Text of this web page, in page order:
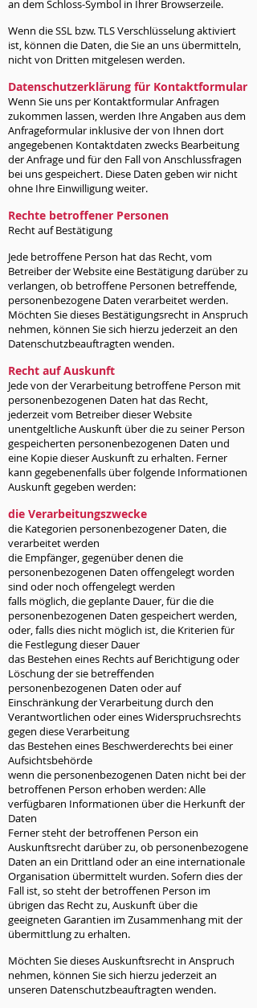
an dem Schloss-Symbol in Ihrer Browserzeile.
Wenn die SSL bzw. TLS Verschlüsselung aktiviert
ist, können die Daten, die Sie an uns übermitteln,
nicht von Dritten mitgelesen werden.
Datenschutzerklärung für Kontaktformular
Wenn Sie uns per Kontaktformular Anfragen
zukommen lassen, werden Ihre Angaben aus dem
Anfrageformular inklusive der von Ihnen dort
angegebenen Kontaktdaten zwecks Bearbeitung
der Anfrage und für den Fall von Anschlussfragen
bei uns gespeichert. Diese Daten geben wir nicht
ohne Ihre Einwilligung weiter.
Rechte betroffener Personen
Recht auf Bestätigung
Jede betroffene Person hat das Recht, vom
Betreiber der Website eine Bestätigung darüber zu
verlangen, ob betroffene Personen betreffende,
personenbezogene Daten verarbeitet werden.
Möchten Sie dieses Bestätigungsrecht in Anspruch
nehmen, können Sie sich hierzu jederzeit an den
Datenschutzbeauftragten wenden.
Recht auf Auskunft
Jede von der Verarbeitung betroffene Person mit
personenbezogenen Daten hat das Recht,
jederzeit vom Betreiber dieser Website
unentgeltliche Auskunft über die zu seiner Person
gespeicherten personenbezogenen Daten und
eine Kopie dieser Auskunft zu erhalten. Ferner
kann gegebenenfalls über folgende Informationen
Auskunft gegeben werden:
die Verarbeitungszwecke
die Kategorien personenbezogener Daten, die
verarbeitet werden
die Empfänger, gegenüber denen die
personenbezogenen Daten offengelegt worden
sind oder noch offengelegt werden
falls möglich, die geplante Dauer, für die die
personenbezogenen Daten gespeichert werden,
oder, falls dies nicht möglich ist, die Kriterien für
die Festlegung dieser Dauer
das Bestehen eines Rechts auf Berichtigung oder
Löschung der sie betreffenden
personenbezogenen Daten oder auf
Einschränkung der Verarbeitung durch den
Verantwortlichen oder eines Widerspruchsrechts
gegen diese Verarbeitung
das Bestehen eines Beschwerderechts bei einer
Aufsichtsbehörde
wenn die personenbezogenen Daten nicht bei der
betroffenen Person erhoben werden: Alle
verfügbaren Informationen über die Herkunft der
Daten
Ferner steht der betroffenen Person ein
Auskunftsrecht darüber zu, ob personenbezogene
Daten an ein Drittland oder an eine internationale
Organisation übermittelt wurden. Sofern dies der
Fall ist, so steht der betroffenen Person im
übrigen das Recht zu, Auskunft über die
geeigneten Garantien im Zusammenhang mit der
übermittlung zu erhalten.
Möchten Sie dieses Auskunftsrecht in Anspruch
nehmen, können Sie sich hierzu jederzeit an
unseren Datenschutzbeauftragten wenden.